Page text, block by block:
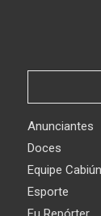
Anunciantes
Doces
Equipe
Esporte